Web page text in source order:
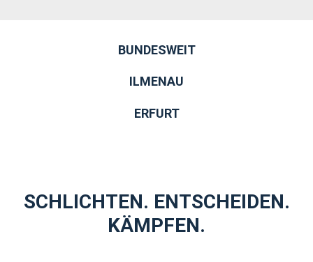
BUNDESWEIT
ILMENAU
ERFURT
SCHLICHTEN. ENTSCHEIDEN.
KÄMPFEN.